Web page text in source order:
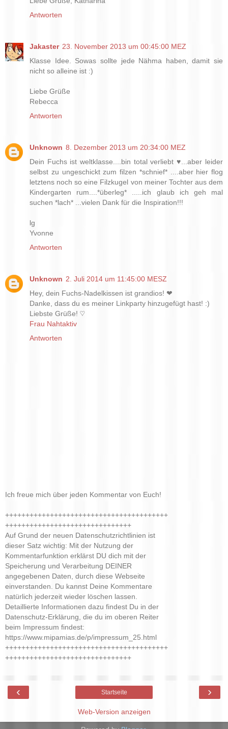
Antworten
Jakaster 23. November 2013 um 00:45:00 MEZ
Klasse Idee. Sowas sollte jede Nähma haben, damit sie
nicht so alleine ist :)
Liebe Grüße
Rebecca
Antworten
Unknown 8. Dezember 2013 um 20:34:00 MEZ
Dein Fuchs ist weltklasse....bin total verliebt ♥...aber leider
selbst zu ungeschickt zum filzen *schnief* ....aber hier flog
letztens noch so eine Filzkugel von meiner Tochter aus dem
Kindergarten rum....*überleg* .....ich glaub ich geh mal
suchen *lach* ...vielen Dank für die Inspiration!!!
lg
Yvonne
Antworten
Unknown 2. Juli 2014 um 11:45:00 MESZ
Hey, dein Fuchs-Nadelkissen ist grandios! ❤
Danke, dass du es meiner Linkparty hinzugefügt hast! :)
Liebste Grüße! ♡
Frau Nahtaktiv
Antworten
Ich freue mich über jeden Kommentar von Euch!
++++++++++++++++++++++++++++++++++++++++
+++++++++++++++++++++++++++++++
Auf Grund der neuen Datenschutzrichtlinien ist
dieser Satz wichtig: Mit der Nutzung der
Kommentarfunktion erklärst DU dich mit der
Speicherung und Verarbeitung DEINER
angegebenen Daten, durch diese Webseite
einverstanden. Du kannst Deine Kommentare
natürlich jederzeit wieder löschen lassen.
Detaillierte Informationen dazu findest Du in der
Datenschutz-Erklärung, die du im oberen Reiter
beim Impressum findest:
https://www.mipamias.de/p/impressum_25.html
++++++++++++++++++++++++++++++++++++++++
+++++++++++++++++++++++++++++++
‹ ›
Startseite
Web-Version anzeigen